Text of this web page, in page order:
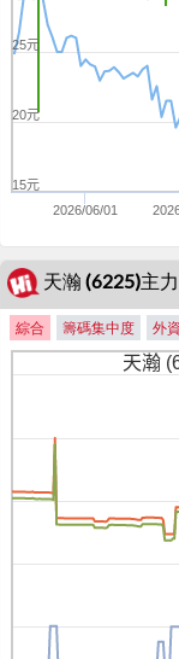
2026/06/01
15元
20元
25元
天瀚 (6225)主
綜合 籌碼集中度 外
天瀚